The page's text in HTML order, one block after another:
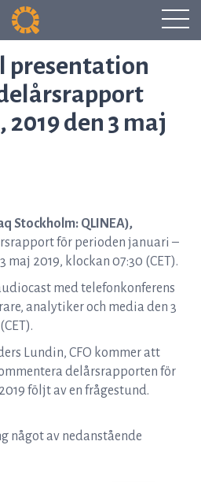
presentation
den 3 maj
Stockholm: QLINEA),
för perioden januari –
maj 2019, klockan 07:30 (CET).
med telefonkonferens
analytiker och media den 3
Lundin, CFO kommer att
delårsrapporten för
följt av en frågestund.
något av nedanstående